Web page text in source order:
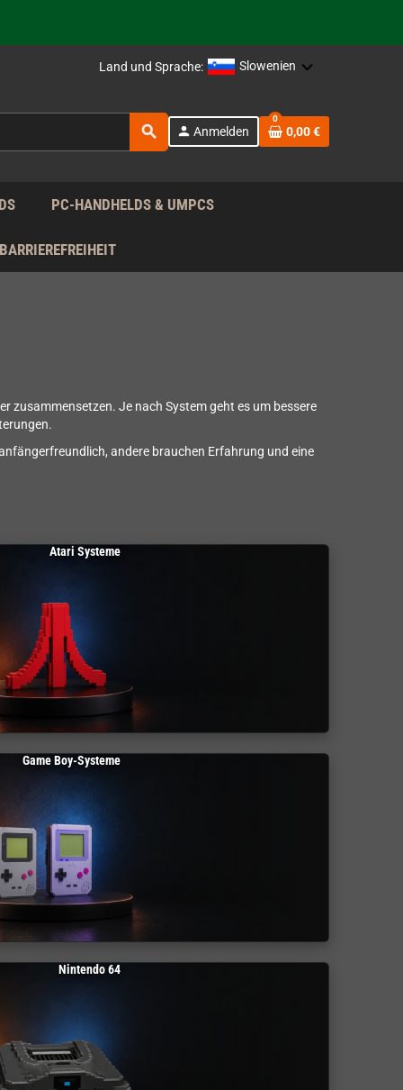
nach!
Land und Sprache: Slowenien
search person Anmelden
0
0,00 €
PC-HANDHELDS & UMPCS
BARRIEREFREIHEIT
zusammensetzen. Je nach System geht es um bessere
andere brauchen Erfahrung und eine
Atari Systeme
Game Boy-Systeme
Nintendo 64